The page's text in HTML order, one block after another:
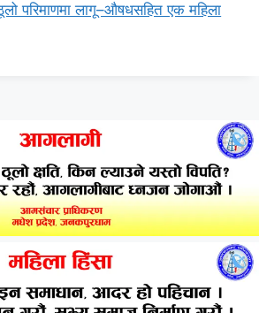
परिमाणमा लागू–औषधसहित एक महिला